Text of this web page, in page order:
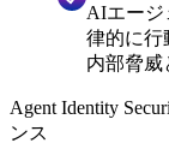
AIエージ
律的に行
内部脅威
Agent Identity
ンス